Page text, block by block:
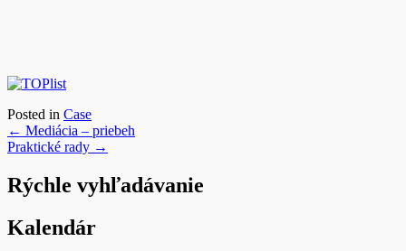
Posted in Case
Post
navigation
← Mediácia – priebeh
Praktické rady →
Rýchle vyhľadávanie
Kalendár